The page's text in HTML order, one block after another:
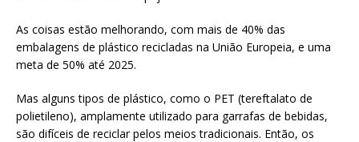
As coisas estão melhorando, com mais de 40% das
embalagens de plástico recicladas na União Europeia, e uma
meta de 50% até 2025.
Mas alguns tipos de plástico, como o PET (tereftalato de
polietileno), amplamente utilizado para garrafas de bebidas,
são difíceis de reciclar pelos meios tradicionais. Então, os